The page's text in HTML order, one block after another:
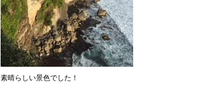
素晴らしい景色でした！